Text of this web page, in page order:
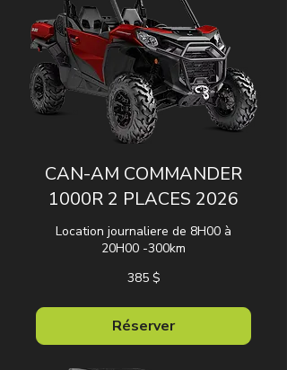
CAN-AM COMMANDER
1000R 2 PLACES 2026
Location journaliere de 8H00 à
20H00 -300km
385 $
Réserver